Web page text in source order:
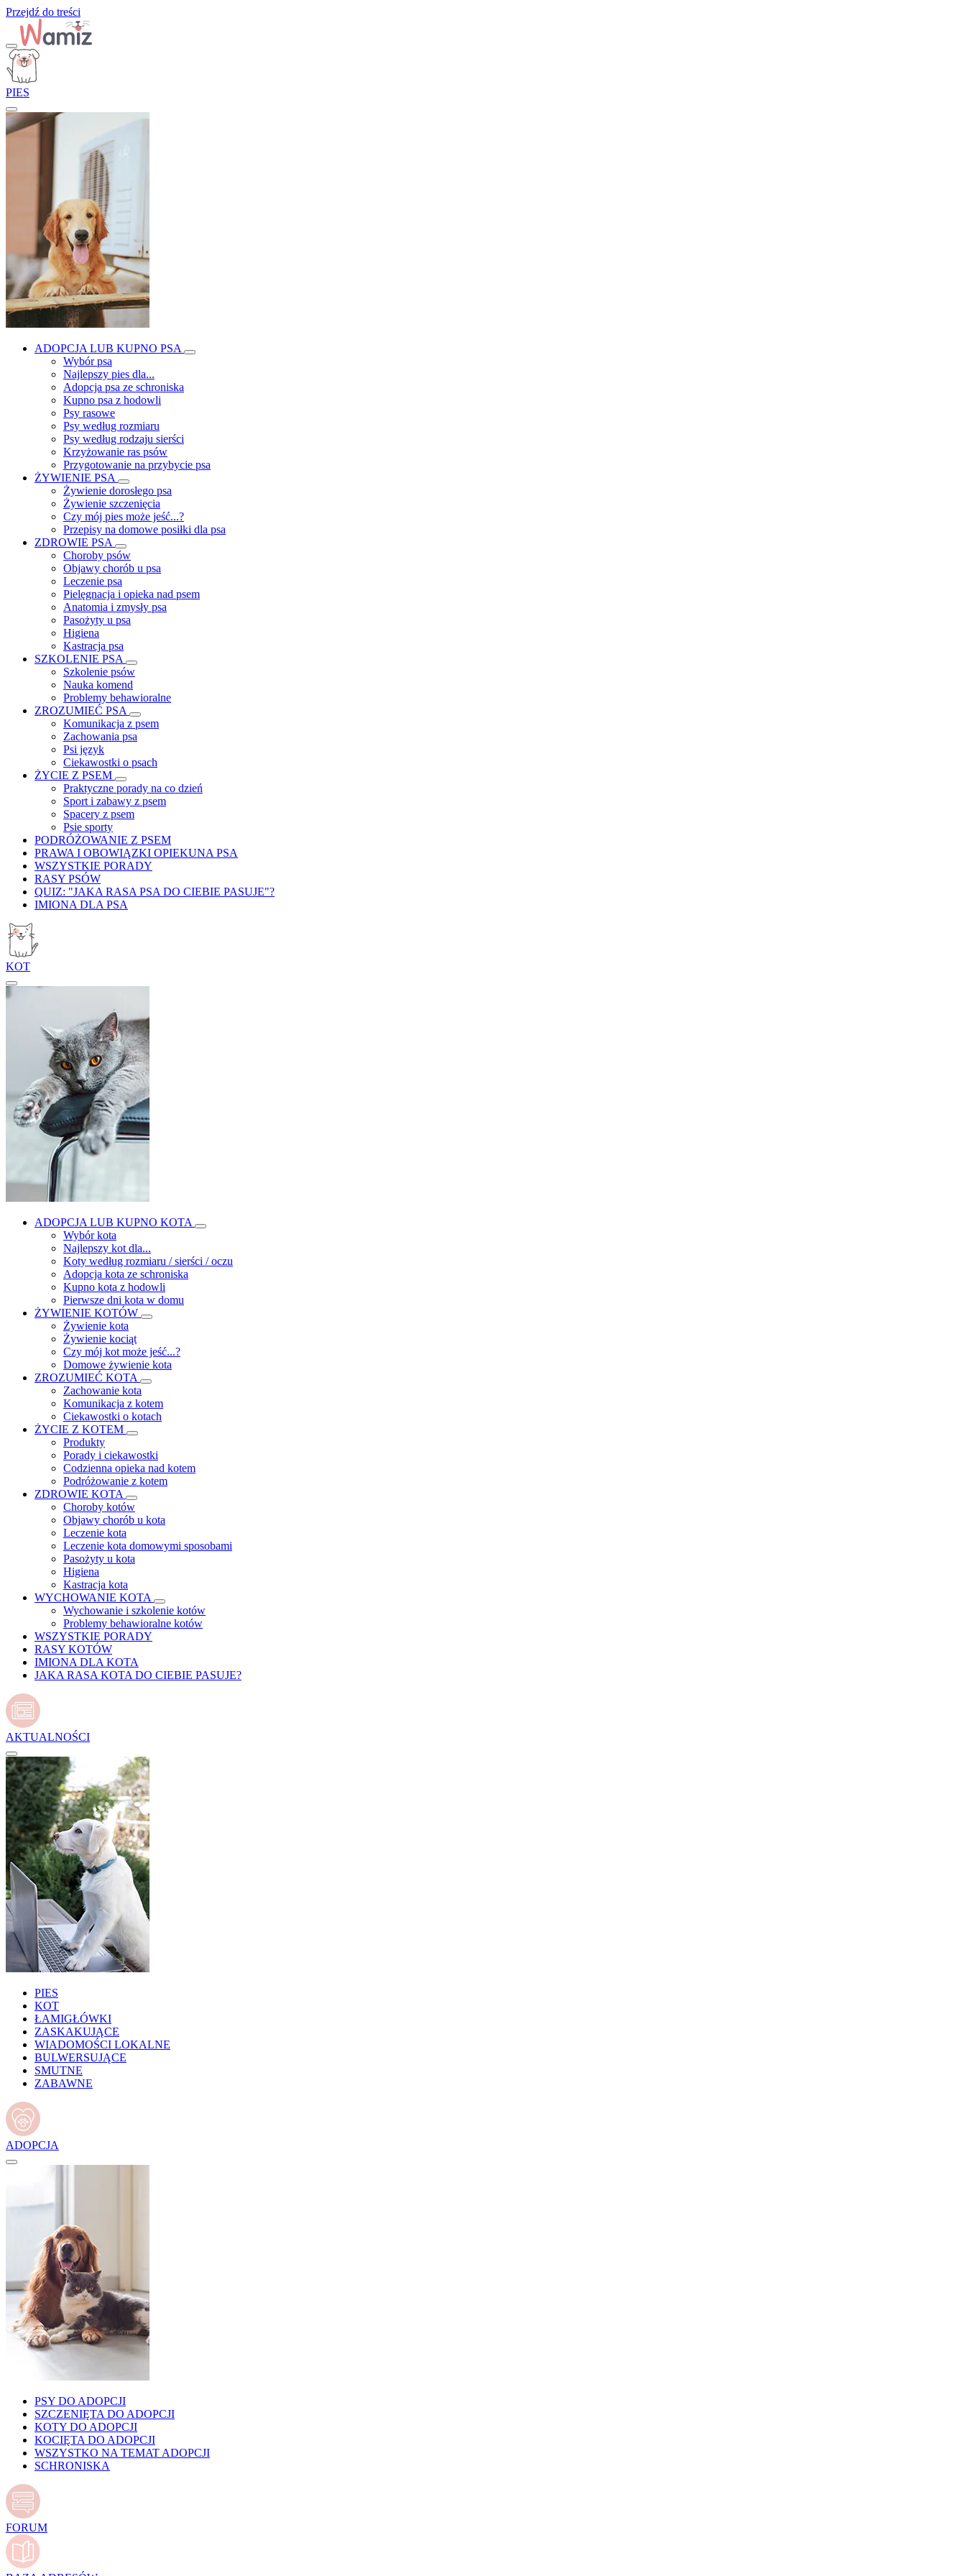
Przejdź do treści
PIES
ADOPCJA LUB KUPNO PSA
Wybór psa
Najlepszy pies dla...
Adopcja psa ze schroniska
Kupno psa z hodowli
Psy rasowe
Psy według rozmiaru
Psy według rodzaju sierści
Krzyżowanie ras psów
Przygotowanie na przybycie psa
ŻYWIENIE PSA
Żywienie dorosłego psa
Żywienie szczenięcia
Czy mój pies może jeść...?
Przepisy na domowe posiłki dla psa
ZDROWIE PSA
Choroby psów
Objawy chorób u psa
Leczenie psa
Pielęgnacja i opieka nad psem
Anatomia i zmysły psa
Pasożyty u psa
Higiena
Kastracja psa
SZKOLENIE PSA
Szkolenie psów
Nauka komend
Problemy behawioralne
ZROZUMIEĆ PSA
Komunikacja z psem
Zachowania psa
Psi język
Ciekawostki o psach
ŻYCIE Z PSEM
Praktyczne porady na co dzień
Sport i zabawy z psem
Spacery z psem
Psie sporty
PODRÓŻOWANIE Z PSEM
PRAWA I OBOWIĄZKI OPIEKUNA PSA
WSZYSTKIE PORADY
RASY PSÓW
QUIZ: "JAKA RASA PSA DO CIEBIE PASUJE"?
IMIONA DLA PSA
KOT
ADOPCJA LUB KUPNO KOTA
Wybór kota
Najlepszy kot dla...
Koty według rozmiaru / sierści / oczu
Adopcja kota ze schroniska
Kupno kota z hodowli
Pierwsze dni kota w domu
ŻYWIENIE KOTÓW
Żywienie kota
Żywienie kociąt
Czy mój kot może jeść...?
Domowe żywienie kota
ZROZUMIEĆ KOTA
Zachowanie kota
Komunikacja z kotem
Ciekawostki o kotach
ŻYCIE Z KOTEM
Produkty
Porady i ciekawostki
Codzienna opieka nad kotem
Podróżowanie z kotem
ZDROWIE KOTA
Choroby kotów
Objawy chorób u kota
Leczenie kota
Leczenie kota domowymi sposobami
Pasożyty u kota
Higiena
Kastracja kota
WYCHOWANIE KOTA
Wychowanie i szkolenie kotów
Problemy behawioralne kotów
WSZYSTKIE PORADY
RASY KOTÓW
IMIONA DLA KOTA
JAKA RASA KOTA DO CIEBIE PASUJE?
AKTUALNOŚCI
PIES
KOT
ŁAMIGŁÓWKI
ZASKAKUJĄCE
WIADOMOŚCI LOKALNE
BULWERSUJĄCE
SMUTNE
ZABAWNE
ADOPCJA
PSY DO ADOPCJI
SZCZENIĘTA DO ADOPCJI
KOTY DO ADOPCJI
KOCIĘTA DO ADOPCJI
WSZYSTKO NA TEMAT ADOPCJI
SCHRONISKA
FORUM